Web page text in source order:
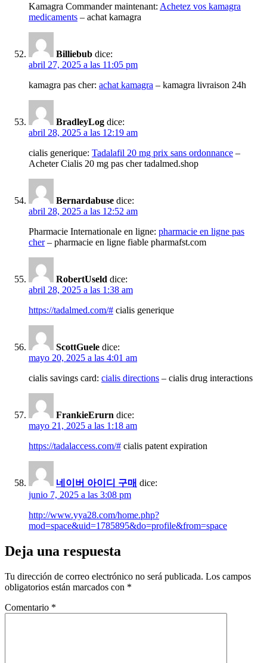
Kamagra Commander maintenant: Achetez vos kamagra
medicaments – achat kamagra
Billiebub dice:
abril 27, 2025 a las 11:05 pm
kamagra pas cher: achat kamagra – kamagra livraison 24h
BradleyLog dice:
abril 28, 2025 a las 12:19 am
cialis generique: Tadalafil 20 mg prix sans ordonnance –
Acheter Cialis 20 mg pas cher tadalmed.shop
Bernardabuse dice:
abril 28, 2025 a las 12:52 am
Pharmacie Internationale en ligne: pharmacie en ligne pas
cher– pharmacie en ligne fiable pharmafst.com
RobertUseld dice:
abril 28, 2025 a las 1:38 am
https://tadalmed.com/# cialis generique
ScottGuele dice:
mayo 20, 2025 a las 4:01 am
cialis savings card: cialis directions – cialis drug interactions
FrankieErurn dice:
mayo 21, 2025 a las 1:18 am
https://tadalaccess.com/# cialis patent expiration
네이버 아이디 구매 dice:
junio 7, 2025 a las 3:08 pm
http://www.yya28.com/home.php?
mod=space&uid=1785895&do=profile&from=space
Deja una respuesta
Tu dirección de correo electrónico no será publicada. Los campos
obligatorios están marcados con *
Comentario *